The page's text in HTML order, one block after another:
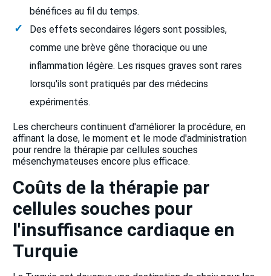
bénéfices au fil du temps.
Des effets secondaires légers sont possibles,
comme une brève gêne thoracique ou une
inflammation légère. Les risques graves sont rares
lorsqu'ils sont pratiqués par des médecins
expérimentés.
Les chercheurs continuent d'améliorer la procédure, en
affinant la dose, le moment et le mode d'administration
pour rendre la thérapie par cellules souches
mésenchymateuses encore plus efficace.
Coûts de la thérapie par
cellules souches pour
l'insuffisance cardiaque en
Turquie